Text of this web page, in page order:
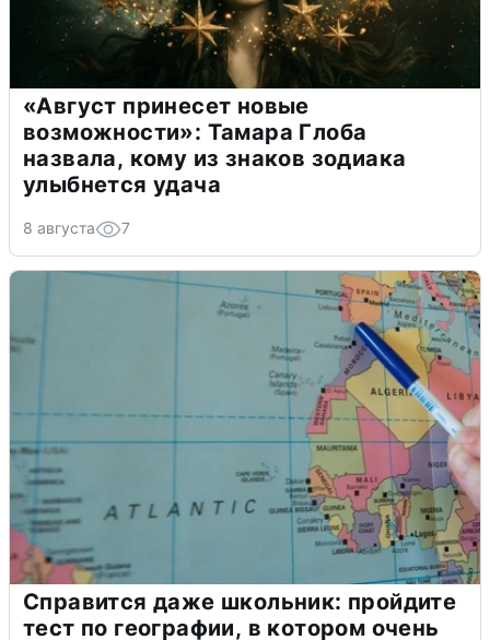
«Август принесет новые
возможности»: Тамара Глоба
назвала, кому из знаков зодиака
улыбнется удача
8 августа 7
Справится даже школьник: пройдите
тест по географии, в котором очень